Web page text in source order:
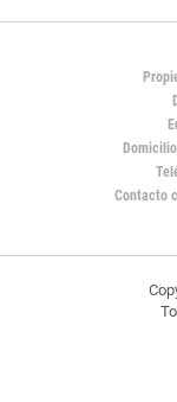
Contacto